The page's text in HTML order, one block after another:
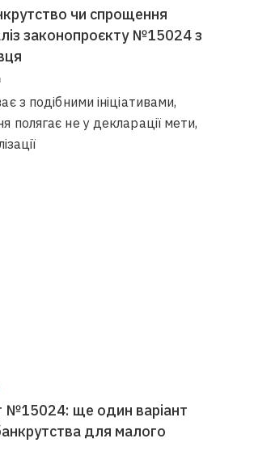
чи спрощення
законопроєкту №15024 з
з подібними ініціативами,
полягає не у декларації мети,
№15024: ще один варіант
для малого